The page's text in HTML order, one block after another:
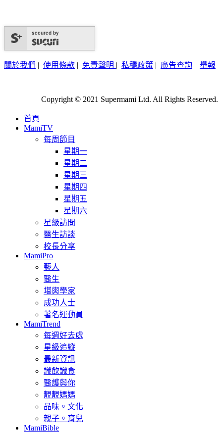
secured by
關於我們 | 使用條款 | 免責聲明 | 私穩政策 | 廣告查詢 | 舉報
Copyright © 2021 Supermami Ltd. All Rights Reserved.
首頁
MamiTV
每周節目
星期一
星期二
星期三
星期四
星期五
星期六
星級訪問
醫生訪談
校長分享
MamiPro
藝人
醫生
堪輿學家
成功人士
著名運動員
MamiTrend
每週好去處
星級追縱
最新資訊
識飲識食
醫護與你
靚靚媽媽
品味。文化
親子。育兒
MamiBible